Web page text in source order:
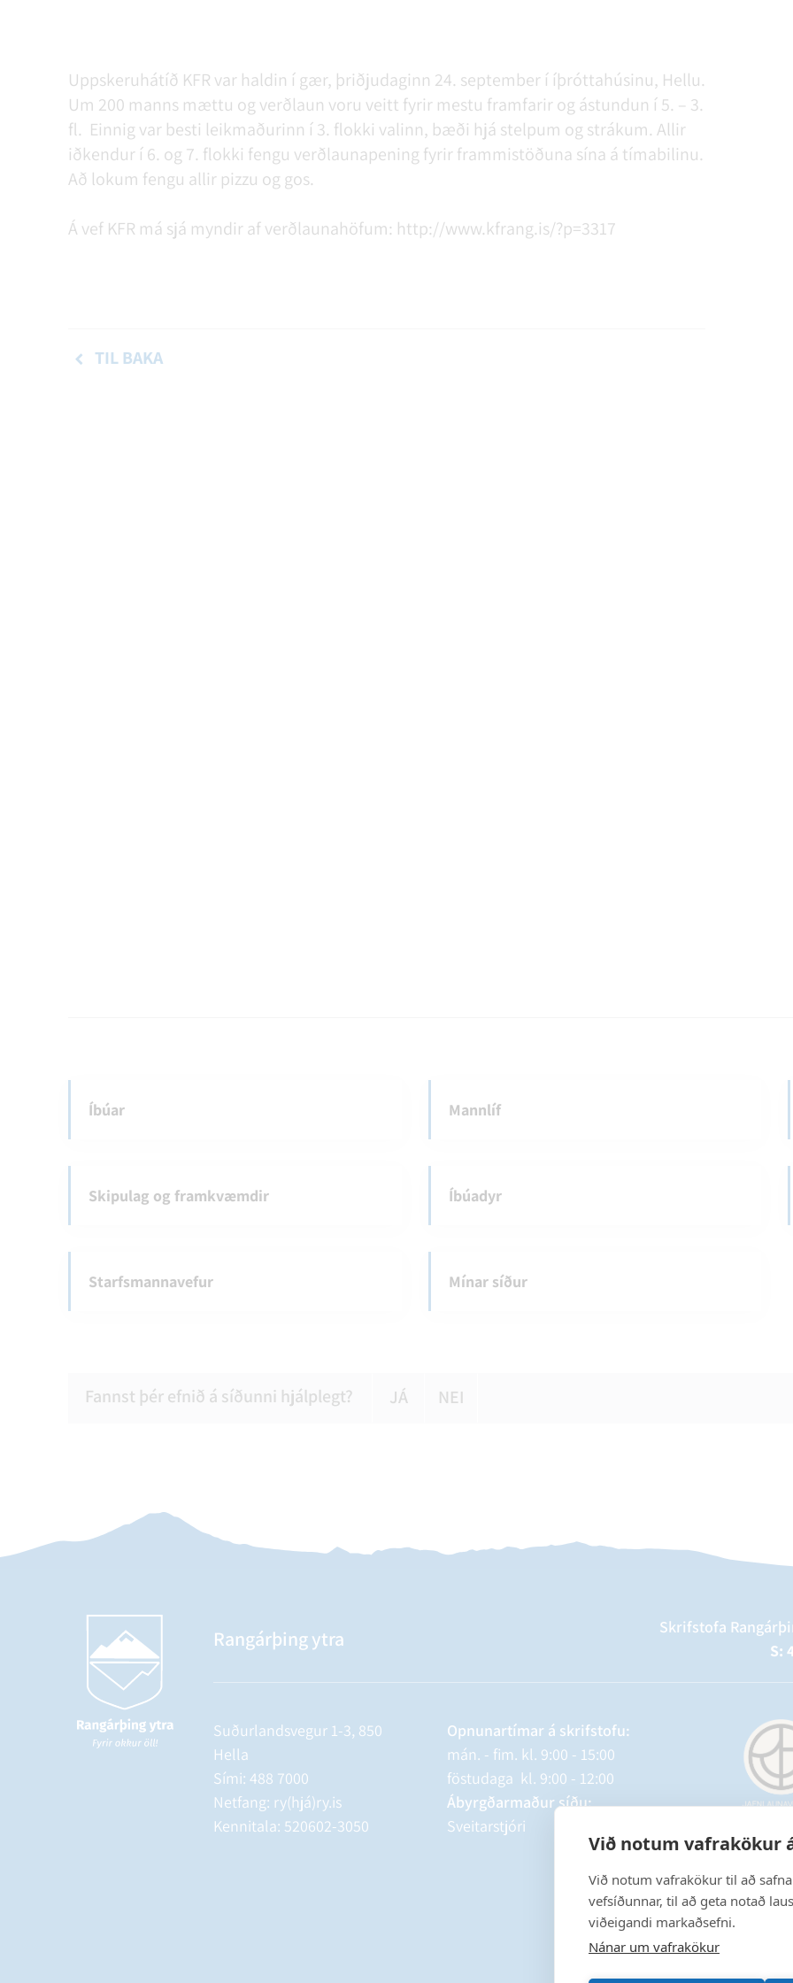
Við notum vafrakökur
Við notum vafrakökur til að
vefsíðunnar, til að geta notað
viðeigandi markaðsefni.
Nánar um vafrakökur
Uppskeruhátíð KFR var haldin í gær, þriðjudaginn 24. september í íþróttahúsinu, Hellu.
Um 200 manns mættu og verðlaun voru veitt fyrir mestu framfarir og ástundun í 5. – 3.
fl. Einnig var besti leikmaðurinn í 3. flokki valinn, bæði hjá stelpum og strákum. Allir
iðkendur í 6. og 7. flokki fengu verðlaunapening fyrir frammistöðuna sína á tímabilinu.
Að lokum fengu allir pizzu og gos.
Á vef KFR má sjá myndir af verðlaunahöfum: http://www.kfrang.is/?p=3317
TIL BAKA
Íbúar Mannlíf
Skipulag og framkvæmdir Íbúadyr
Starfsmannavefur Mínar síður
Fannst þér efnið á síðunni hjálplegt? JÁ NEI
Rangárþing ytra
Skrifstofa
S:
Suðurlandsvegur 1-3, 850
Hella
Sími: 488 7000
Netfang: ry(hjá)ry.is
Kennitala: 520602-3050
Opnunartímar á skrifstofu:
mán. - fim. kl. 9:00 - 15:00
föstudaga kl. 9:00 - 12:00
Ábyrgðarmaður síðu:
Sveitarstjóri